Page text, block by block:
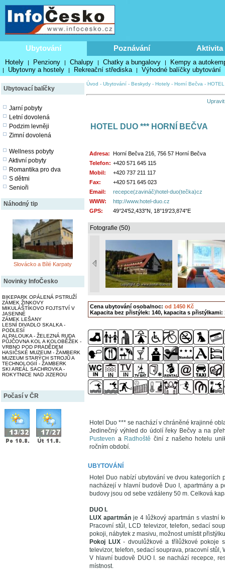
Ubytování Poznávání Aktivita
Hotely | Penziony | Chalupy | Chatky a bungalovy | Kempy a
| Ubytovny a hostely | Rekreační střediska | Výhodné balíčky ubytování
Ubytovací balíčky
Jarní pobyty
Letní dovolená
Podzim levněji
Zimní dovolená
Wellness pobyty
Aktivní pobyty
Romantika pro dva
S dětmi
Senioři
Náhodný tip
Slovácko a Bílé Karpaty
Novinky InfoČesko
BIKEPARK OPÁLENÁ PSTRUŽÍ
ZÁMEK ŽINKOVY
MIKULÁŠTÍKOVO FOJTSTVÍ V
JASENNÉ
ZÁMEK LEŠANY
LESNÍ DIVADLO SKALKA -
PODLESÍ
ALPALOUKA - ŽELEZNÁ RUDA
PŮJČOVNA KOL A KOLOBĚŽEK -
VRBNO POD PRADĚDEM
HASIČSKÉ MUZEUM - ŽAMBERK
MUZEUM STARÝCH STROJŮ A
TECHNOLOGIÍ - ŽAMBERK
SKI AREÁL SACHROVKA -
ROKYTNICE NAD JIZEROU
Počasí v ČR
Úvod - Ubytování - Beskydy - Hotely - Horní Bečva -
HOTEL DUO *** HORNÍ BEČVA
Adresa: Horní Bečva 216, 756 57 Horní Bečva
Telefon: +420 571 645 115
Mobil:
+420 737 211 117
Fax:
+420 571 645 023
Email:
recepce(zavináč)hotel-duo(tečka)cz
WWW:
http://www.hotel-duo.cz
GPS:
49°24'52,433"N, 18°19'23,874"E
Fotografie (50)
Cena ubytování osoba/noc: od 1450 Kč
Kapacita bez přistýlek: 140, kapacita s přistýlkami:
Hotel Duo *** se nachází v chráněné krajinné
Jedinečný výhled do údolí řeky Bečvy a na
Pusteven a Radhoště činí z našeho hotelu
ročním období.
UBYTOVÁNÍ
Hotel Duo nabízí ubytování ve dvou
nacházejí v hlavní budově Duo I, apartmány a
budovy jsou od sebe vzdáleny 50 m. Celková
DUO I.
LUX apartmán je 4 lůžkový apartmán s vlastní
Pracovní stůl, LCD televizor, telefon, sedací
pokoji, nábytek z masivu, možnost umístit
Pokoj LUX- dvoulůžkové a třílůžkové pokoje
televizor, telefon, sedací souprava, pracovní stůl,
V hlavní budově DUO I. se nachází recepce,
místnost.